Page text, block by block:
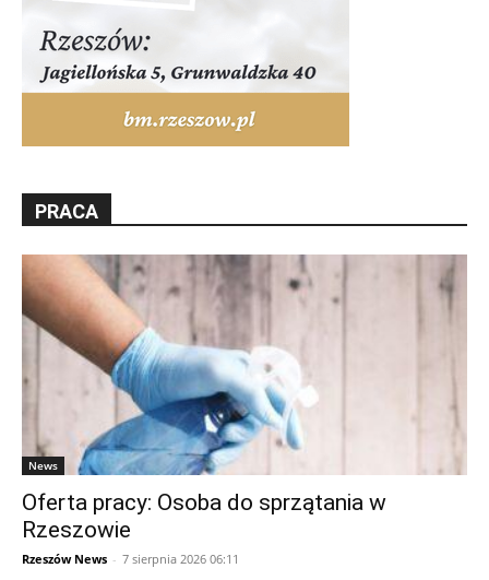
PRACA
News
Oferta pracy: Osoba do sprzątania w
Rzeszowie
Rzeszów News - 7 sierpnia 2026 06:11